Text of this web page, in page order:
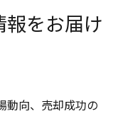
をお届け
動向、売却成功の